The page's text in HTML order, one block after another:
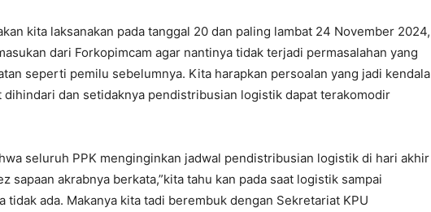
kita laksanakan pada tanggal 20 dan paling lambat 24 November 2024,
dari Forkopimcam agar nantinya tidak terjadi permasalahan yang
seperti pemilu sebelumnya. Kita harapkan persoalan yang jadi kendala
dihindari dan setidaknya pendistribusian logistik dapat terakomodir
seluruh PPK menginginkan jadwal pendistribusian logistik di hari akhir
sapaan akrabnya berkata,”kita tahu kan pada saat logistik sampai
tidak ada. Makanya kita tadi berembuk dengan Sekretariat KPU